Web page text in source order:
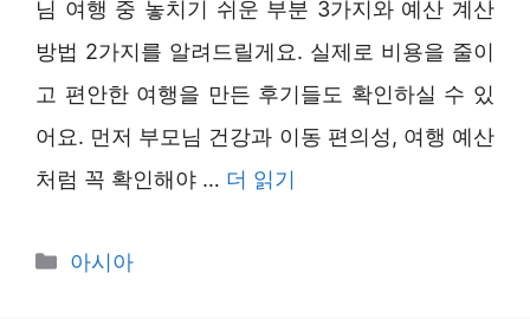
님 여행 중 놓치기 쉬운 부분 3가지와 예산 계산
방법 2가지를 알려드릴게요. 실제로 비용을 줄이
고 편안한 여행을 만든 후기들도 확인하실 수 있
어요. 먼저 부모님 건강과 이동 편의성, 여행 예산
처럼 꼭 확인해야 … 더 읽기
카
아시아